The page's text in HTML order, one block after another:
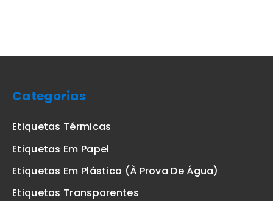
Categorias
Etiquetas Térmicas
Etiquetas Em Papel
Etiquetas Em Plástico (à Prova De Água)
Etiquetas Transparentes